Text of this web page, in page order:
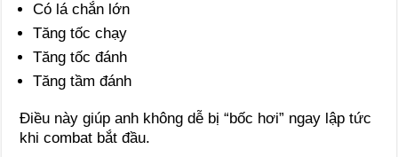
Có lá chắn lớn
Tăng tốc chạy
Tăng tốc đánh
Tăng tầm đánh
Điều này giúp anh không dễ bị “bốc hơi” ngay lập tức
khi combat bắt đầu.